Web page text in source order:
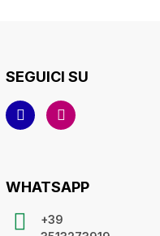
SEGUICI SU
WHATSAPP
+39